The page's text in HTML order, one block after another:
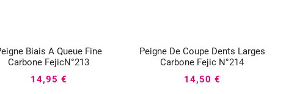
Biais A Queue Fine
Carbone FejicN°213
  
14,95 €
Peigne De Coupe Dents Larges
Carbone Fejic N°214
  
14,50 €